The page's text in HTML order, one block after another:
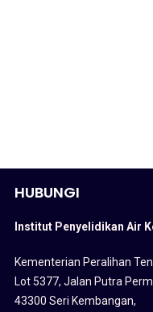
HUBUNGI
Institut Penyelidikan Air
Kementerian Peralihan
Lot 5377, Jalan Putra
43300 Seri Kembangan,